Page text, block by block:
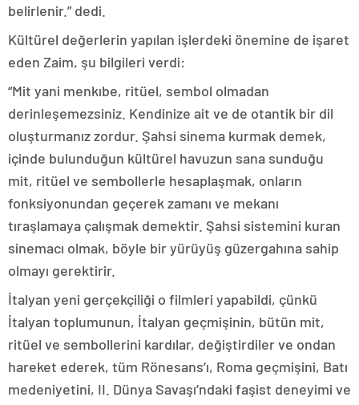
belirlenir.” dedi.
Kültürel değerlerin yapılan işlerdeki önemine de işaret
eden Zaim, şu bilgileri verdi:
“Mit yani menkıbe, ritüel, sembol olmadan
derinleşemezsiniz. Kendinize ait ve de otantik bir dil
oluşturmanız zordur. Şahsi sinema kurmak demek,
içinde bulunduğun kültürel havuzun sana sunduğu
mit, ritüel ve sembollerle hesaplaşmak, onların
fonksiyonundan geçerek zamanı ve mekanı
tıraşlamaya çalışmak demektir. Şahsi sistemini kuran
sinemacı olmak, böyle bir yürüyüş güzergahına sahip
olmayı gerektirir.
İtalyan yeni gerçekçiliği o filmleri yapabildi, çünkü
İtalyan toplumunun, İtalyan geçmişinin, bütün mit,
ritüel ve sembollerini kardılar, değiştirdiler ve ondan
hareket ederek, tüm Rönesans’ı, Roma geçmişini, Batı
medeniyetini, II. Dünya Savaşı’ndaki faşist deneyimi ve